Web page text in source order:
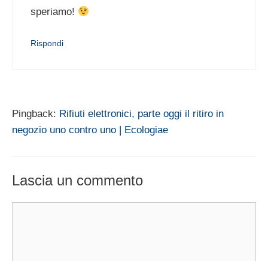
speriamo!
Rispondi
Pingback: Rifiuti elettronici, parte oggi il ritiro in
negozio uno contro uno | Ecologiae
Lascia un commento